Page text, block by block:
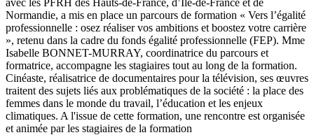
avec les PFRH des Hauts-de-France, d’Ile-de-France et de
Normandie, a mis en place un parcours de formation « Vers l’égalité
professionnelle : osez réaliser vos ambitions et boostez votre carrière
», retenu dans la cadre du fonds égalité professionnelle (FEP). Mme
Isabelle BONNET-MURRAY, coordinatrice du parcours et
formatrice, accompagne les stagiaires tout au long de la formation.
Cinéaste, réalisatrice de documentaires pour la télévision, ses œuvres
traitent des sujets liés aux problématiques de la société : la place des
femmes dans le monde du travail, l’éducation et les enjeux
climatiques. A l'issue de cette formation, une rencontre est organisée
et animée par les stagiaires de la formation